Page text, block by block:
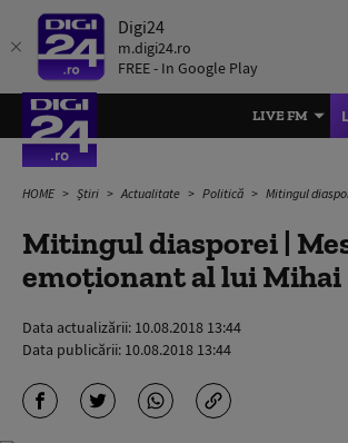
Digi24
m.digi24.ro
FREE - In Google Play
LIVE FM
HOME Știri Actualitate Politică Mitingul diasporei |
Mitingul diasporei |
emoționant al lui Mihai
Data actualizării: 10.08.2018 13:44
Data publicării: 10.08.2018 13:44